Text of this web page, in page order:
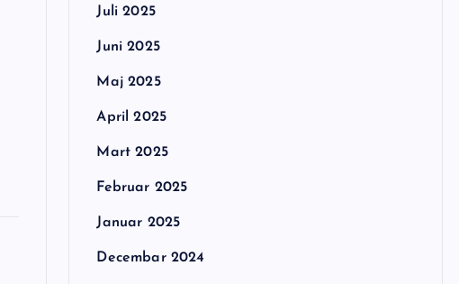
Juli 2025
Juni 2025
Maj 2025
April 2025
Mart 2025
Februar 2025
Januar 2025
Decembar 2024